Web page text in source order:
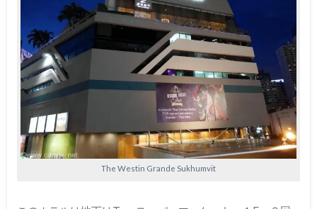
The Westin Grande Sukhumvit